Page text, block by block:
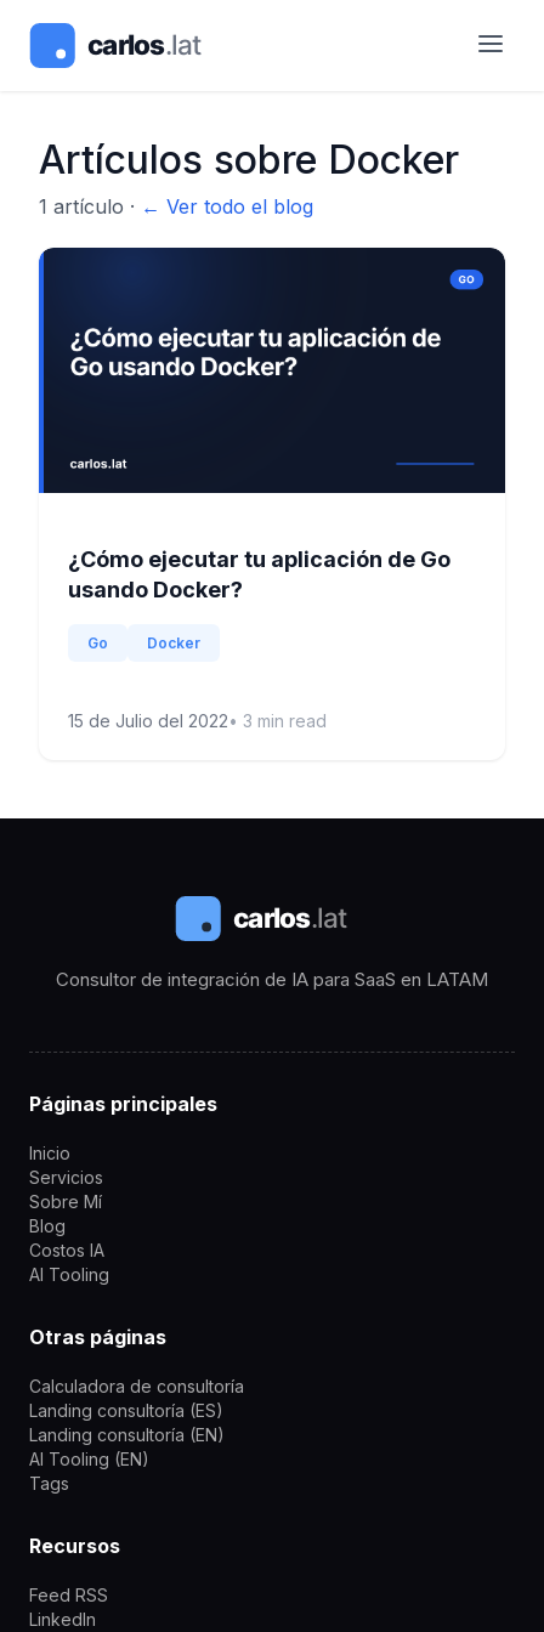
Artículos sobre Docker
1 artículo · ← Ver todo el blog
¿Cómo ejecutar tu aplicación de Go
usando Docker?
Go Docker
15 de Julio del 2022• 3 min read
Consultor de integración de IA para SaaS en LATAM
Páginas principales
Inicio
Servicios
Sobre Mí
Blog
Costos IA
AI Tooling
Otras páginas
Calculadora de consultoría
Landing consultoría (ES)
Landing consultoría (EN)
AI Tooling (EN)
Tags
Recursos
Feed RSS
LinkedIn